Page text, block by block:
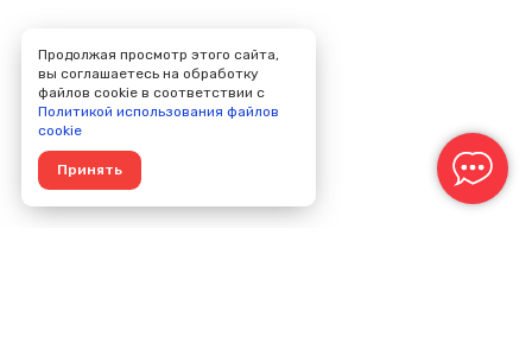
Продолжая просмотр этого сайта,
вы соглашаетесь на обработку
файлов cookie в соответствии с
Политикой использования файлов
cookie
Принять